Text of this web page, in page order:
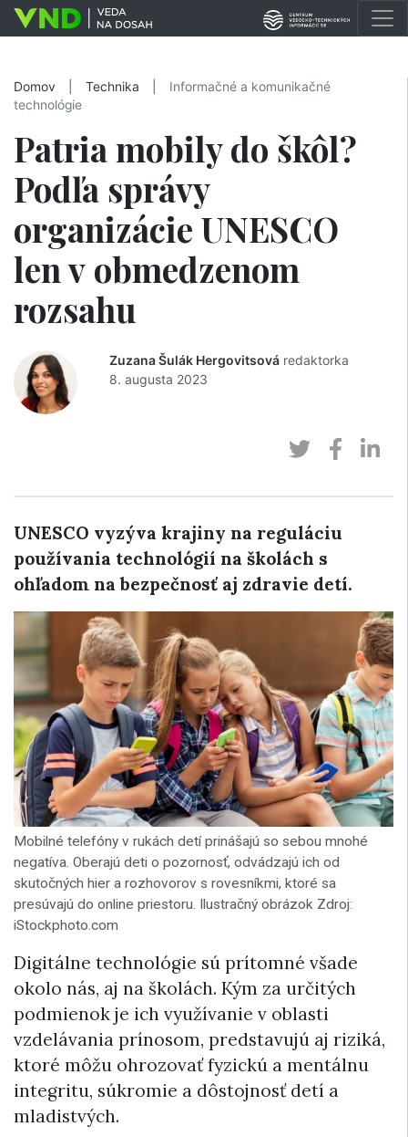
Domov Technika
Informačné a komunikačné
technológie
Patria mobily do škôl?
Podľa správy
organizácie UNESCO
len v obmedzenom
rozsahu
Zuzana Šulák Hergovitsová redaktorka
8. augusta 2023
UNESCO vyzýva krajiny na reguláciu
používania technológií na školách s
ohľadom na bezpečnosť aj zdravie detí.
Mobilné telefóny v rukách detí prinášajú so sebou mnohé
negatíva. Oberajú deti o pozornosť, odvádzajú ich od
skutočných hier a rozhovorov s rovesníkmi, ktoré sa
presúvajú do online priestoru. Ilustračný obrázok Zdroj:
iStockphoto.com
Digitálne technológie sú prítomné všade
okolo nás, aj na školách. Kým za určitých
podmienok je ich využívanie v oblasti
vzdelávania prínosom, predstavujú aj riziká,
ktoré môžu ohrozovať fyzickú a mentálnu
integritu, súkromie a dôstojnosť detí a
mladistvých.